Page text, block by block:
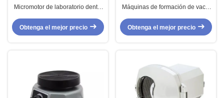
Micromotor de laboratorio dental
35000 ((R/Min) Fuerte 204
Micromotor dental
Obtenga el mejor precio
Máquinas de formación de vacío
Obtenga el mejor precio